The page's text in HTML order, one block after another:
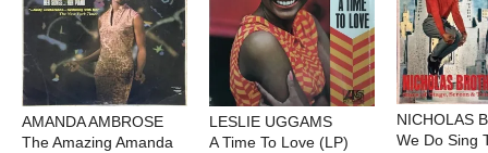
AMANDA AMBROSE
The Amazing Amanda
LESLIE UGGAMS
A Time To Love (LP)
NICHOLAS
We Do Sing